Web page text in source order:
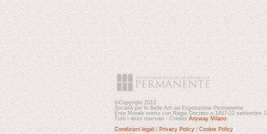
©Copyright 2012
Società per le Belle Arti ed Esposizione Permanente
Ente Morale eretto con Regio Decreto n.1447-22 settembre
Tutti i diritti riservati - Credits Anyway Milano
Condizioni legali
Privacy Policy Cookie Policy